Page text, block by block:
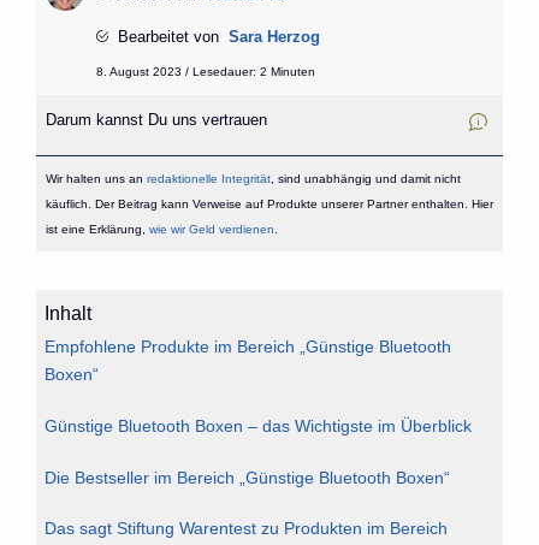
Bearbeitet von Sara Herzog
8. August 2023 / Lesedauer: 2 Minuten
Darum kannst Du uns vertrauen
Wir halten uns an redaktionelle Integrität, sind unabhängig und damit nicht
käuflich. Der Beitrag kann Verweise auf Produkte unserer Partner enthalten. Hier
ist eine Erklärung, wie wir Geld verdienen
Inhalt
Empfohlene Produkte im Bereich „Günstige Bluetooth
Boxen“
Günstige Bluetooth Boxen – das Wichtigste im Überblick
Die Bestseller im Bereich „Günstige Bluetooth Boxen“
Das sagt Stiftung Warentest zu Produkten im Bereich